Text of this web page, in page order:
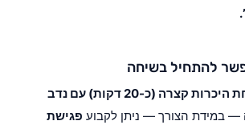
.
להתחיל בשיחה
שיחת היכרות קצרה (כ-20 דקות) עם נדב
במידת הצורך — ניתן לקבוע פגישת